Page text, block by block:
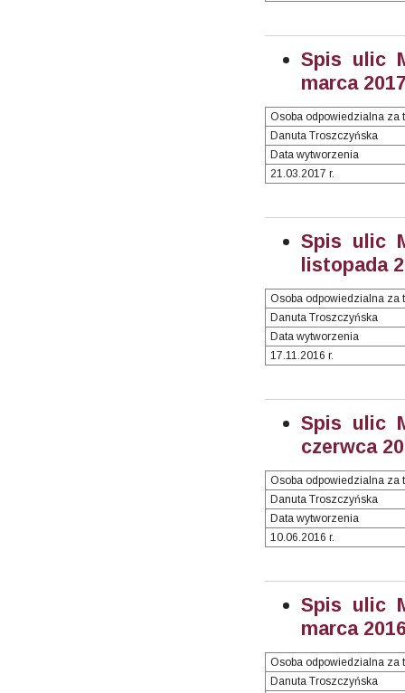
Spis ulic
marca
Osoba odpowiedzialna za
Danuta Troszczyńska
Data wytworzenia
21.03.2017 r.
Spis ulic
listopada
Osoba odpowiedzialna za
Danuta Troszczyńska
Data wytworzenia
17.11.2016 r.
Spis ulic
czerwca
Osoba odpowiedzialna za
Danuta Troszczyńska
Data wytworzenia
10.06.2016 r.
Spis ulic
marca
Osoba odpowiedzialna za
Danuta Troszczyńska